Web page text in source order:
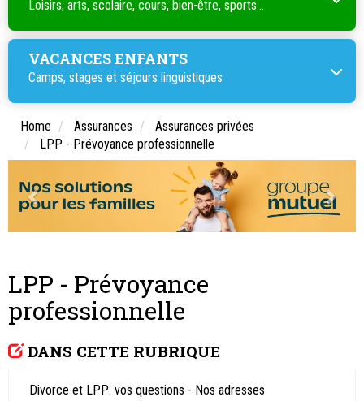
Loisirs, arts, scolaire, cours, bien-être, sports...
VACANCES ENFANTS
Camps, stages et séjours linguistiques
Home Assurances
Assurances privées
LPP - Prévoyance professionnelle
LPP - Prévoyance
professionnelle
DANS CETTE RUBRIQUE
Divorce et LPP: vos questions - Nos adresses